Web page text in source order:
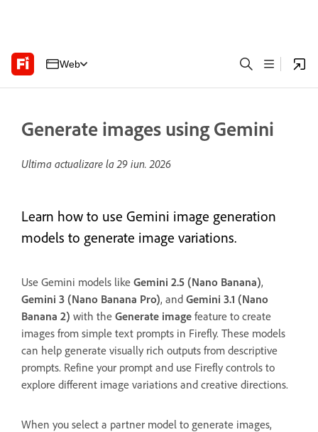
Web
Generate images using Gemini
Ultima actualizare la29 iun. 2026
Learn how to use Gemini image generation
models to generate image variations.
Use Gemini models like Gemini 2.5 (Nano Banana),
Gemini 3 (Nano Banana Pro), and Gemini 3.1 (Nano
Banana 2) with the Generate image feature to create
images from simple text prompts in Firefly. These models
can help generate visually rich outputs from descriptive
prompts. Refine your prompt and use Firefly controls to
explore different image variations and creative directions.
When you select a partner model to generate images,